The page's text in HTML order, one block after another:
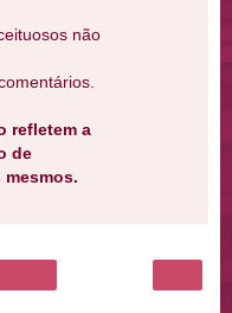
não
refletem a
de